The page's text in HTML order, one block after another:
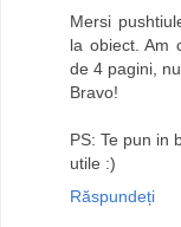
Mersi
la obiect. Am
de 4 pagini,
Bravo!
PS: Te pun in
utile :)
Răspundeți